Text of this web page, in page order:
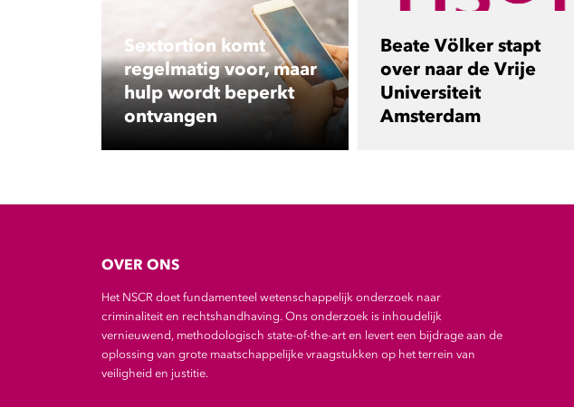
Sextortion komt
regelmatig voor, maar
hulp wordt beperkt
ontvangen
Beate Völker stapt
over naar de Vrije
Universiteit
Amsterdam
OVER ONS
Het NSCR doet fundamenteel wetenschappelijk onderzoek naar
criminaliteit en rechtshandhaving. Ons onderzoek is inhoudelijk
vernieuwend, methodologisch state-of-the-art en levert een bijdrage aan de
oplossing van grote maatschappelijke vraagstukken op het terrein van
veiligheid en justitie.